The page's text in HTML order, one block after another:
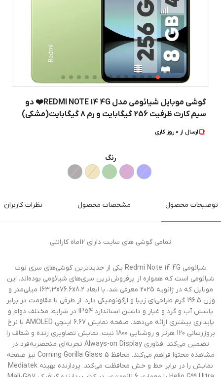
گوشی موبایل شیائومی مدل REDMI NOTE 14 4G❤️ دو
سیم کارت ظرفیت 256 گیگابایت و رم 8 گیگابایت(مشکی)
ارسال از 0روز کاری
رنگ
توضیحات محصول مشخصات محصول نظرات کاربران
تمامی گوشی های سایت دارای 12ماه کارانتی
شیائومی Redmi Note 14 4G یکی از جدیدترین گوشی‌های سری نوت
شیائومی است که همواره از پرفروش‌ترین سری‌های شیائومی بوده‌اند. این
موبایل که در ژانویه 2025 معرفی شد، با ابعاد 163.3x76.6x8.2 میلی‌متر و
وزن 196.5 گرم طراحی‌ای زیبا و ارگونومیکی دارد. از طرفی با مقاومت در برابر
پاشش آب و گرد و غبار و داشتن استاندارد IP54 در شرایط مختلف دوام و
پایداری بیشتری ارائه می‌دهد. صفحه ‌نمایش 6.67 اینچی AMOLED با نرخ
بروزرسانی 120 هرتز و روشنایی 1800 نیت، نمایش تصاویری زنده و شفاف را
تضمین می‌کند. فناوری Always-on Display تجربه‌ای منحصربه‌فرد در
مشاهده محتوا فراهم می‌کند. محافظ Corning Gorilla Glass 5 نیز صفحه
نمایش را در برابر خط و خش محافظت می‌کند. پردازنده بهینه Mediatek